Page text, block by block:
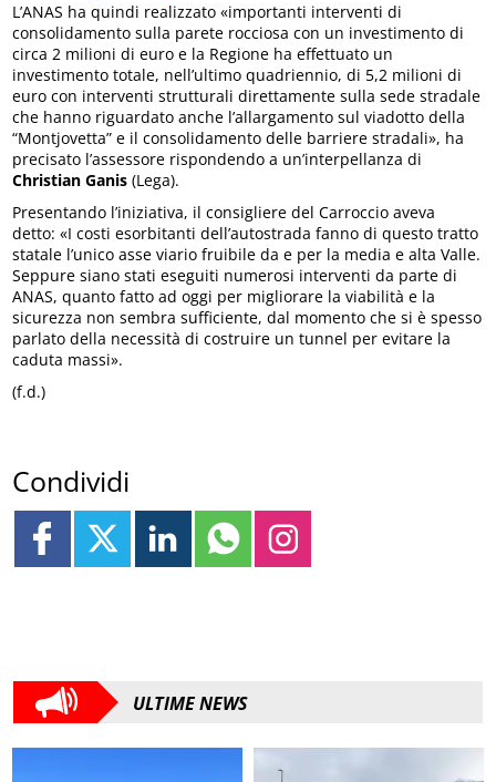
L’ANAS ha quindi realizzato «importanti interventi di
consolidamento sulla parete rocciosa con un investimento di
circa 2 milioni di euro e la Regione ha effettuato un
investimento totale, nell’ultimo quadriennio, di 5,2 milioni di
euro con interventi strutturali direttamente sulla sede stradale
che hanno riguardato anche l’allargamento sul viadotto della
“Montjovetta” e il consolidamento delle barriere stradali», ha
precisato l’assessore rispondendo a un’interpellanza di
Christian Ganis (Lega).
Presentando l’iniziativa, il consigliere del Carroccio aveva
detto: «I costi esorbitanti dell’autostrada fanno di questo tratto
statale l’unico asse viario fruibile da e per la media e alta Valle.
Seppure siano stati eseguiti numerosi interventi da parte di
ANAS, quanto fatto ad oggi per migliorare la viabilità e la
sicurezza non sembra sufficiente, dal momento che si è spesso
parlato della necessità di costruire un tunnel per evitare la
caduta massi».
(f.d.)
Condividi
ULTIME NEWS